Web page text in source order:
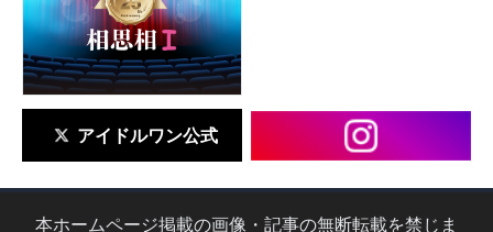
アイドルワン公式
本ホームページ掲載の画像・記事の無断転載を禁じま